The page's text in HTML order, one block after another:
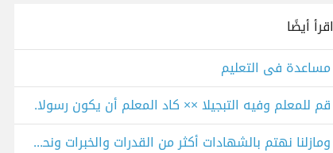
اقرأ أيضًا
مساعدة فى التعليم
قم للمعلم وفيه التبجيلا ×× كاد المعلم أن يكون رسولا.
ومازلنا نهتم بالشهادات أكثر من القدرات والخبرات ونحن فى عام ٢٠٢٥